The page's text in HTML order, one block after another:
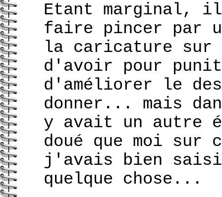
Etant marginal,
faire pincer par
la caricature sur
d'avoir pour
d'améliorer le
donner... mais
y avait un autre
doué que moi
j'avais bien saisi
quelque chose...